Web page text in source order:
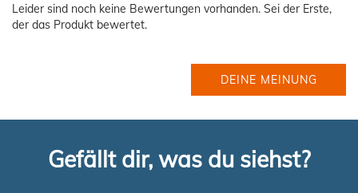
Leider sind noch keine Bewertungen vorhanden. Sei der Erste,
der das Produkt bewertet.
DEINE MEINUNG
Gefällt dir, was du siehst?